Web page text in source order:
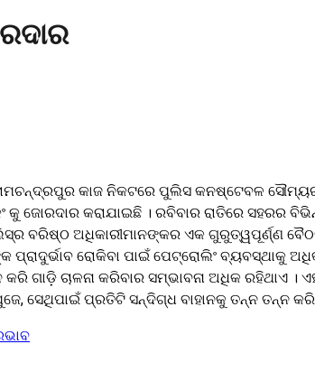
ରାମଚନ୍ଦ୍ରପୁର କାଜ ନିକଟରେ ପୁଲିସ କନଷ୍ଟେବଳ
ଜୋରଦାର କରାଯାଇଛି । ରବିବାର ରାତିରେ ସହରର
ବରିଷ୍ଠ ଅଧିକାରୀମାନଙ୍କର ଏକ ଗୁରୁତ୍ୱପୂର୍ଣ୍ଣ
ପ୍ରାଦୁର୍ଭାବ ରୋକିବା ପାଇଁ ପେଟ୍ରୋଲିଂ ବ୍ୟବସ୍ଥାକୁ
ଗାଡ଼ି ଚାଳନା କରିବାର ସମ୍ଭାବନା ଅଧିକ ରହିଥାଏ
ସେଥିପାଇଁ ପ୍ରତିଟି ସନ୍ଦିଗ୍ଧ ବାହାନକୁ ତନ୍ନ ତନ୍ନ କରି